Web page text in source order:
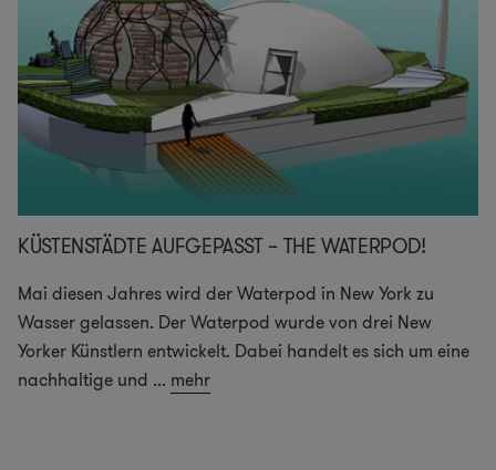
KÜSTENSTÄDTE AUFGEPASST – THE WATERPOD!
Mai diesen Jahres wird der Waterpod in New York zu
Wasser gelassen. Der Waterpod wurde von drei New
Yorker Künstlern entwickelt. Dabei handelt es sich um eine
nachhaltige und ... mehr